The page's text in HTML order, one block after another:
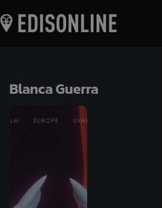
Blanca Guerra